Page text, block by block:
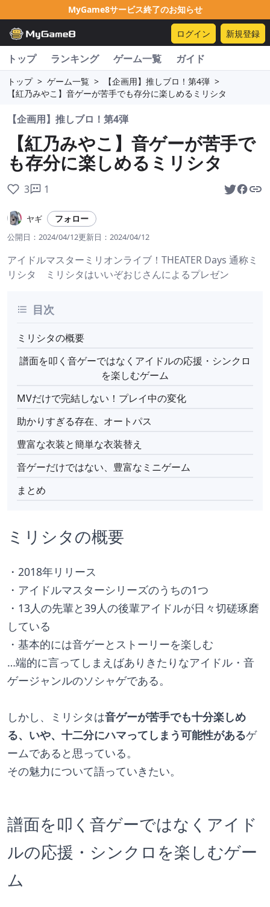
MyGame8サービス終了のお知らせ
ログイン 新規登録
トップ ランキング ゲーム一覧 ガイド
トップ > ゲーム一覧 > 【企画用】推しブロ！第4弾 >
【紅乃みやこ】音ゲーが苦手でも存分に楽しめるミリシタ
【企画用】推しブロ！第4弾
【紅乃みやこ】音ゲーが苦手で
も存分に楽しめるミリシタ
3 1
ヤギ フォロー
公開日： 2024/04/12更新日： 2024/04/12
アイドルマスターミリオンライブ！THEATER Days 通称ミ
リシタ ミリシタはいいぞおじさんによるプレゼン
目次
ミリシタの概要
譜面を叩く音ゲーではなくアイドルの応援・シンクロ
を楽しむゲーム
MVだけで完結しない！プレイ中の変化
助かりすぎる存在、オートパス
豊富な衣装と簡単な衣装替え
音ゲーだけではない、豊富なミニゲーム
まとめ
ミリシタの概要
・2018年リリース
・アイドルマスターシリーズのうちの1つ
・13人の先輩と39人の後輩アイドルが日々切磋琢磨
している
・基本的には音ゲーとストーリーを楽しむ
…端的に言ってしまえばありきたりなアイドル・音
ゲージャンルのソシャゲである。
しかし、ミリシタは音ゲーが苦手でも十分楽しめ
る、いや、十二分にハマってしまう可能性があるゲ
ームであると思っている。
その魅力について語っていきたい。
譜面を叩く音ゲーではなくアイド
ルの応援・シンクロを楽しむゲー
ム